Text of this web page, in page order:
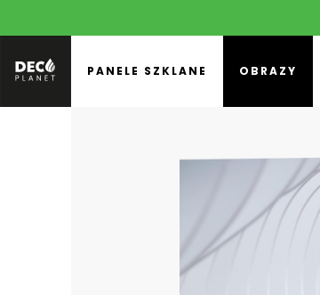
PANELE SZKLANE OBRAZY